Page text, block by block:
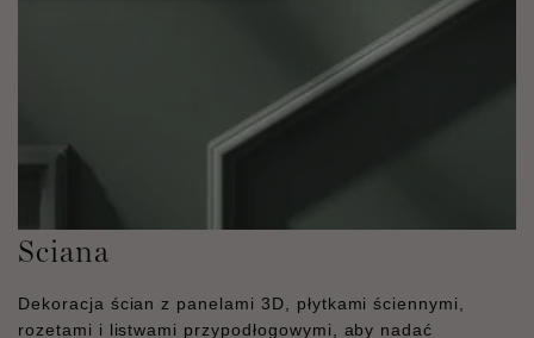
Sciana
Dekoracja ścian z panelami 3D, płytkami ściennymi,
rozetami i listwami przypodłogowymi, aby nadać